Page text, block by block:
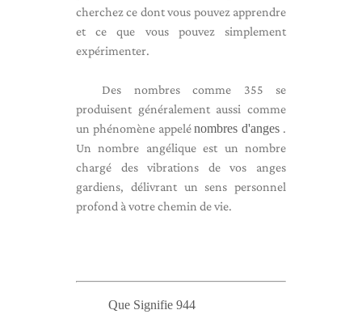
cherchez ce dont vous pouvez apprendre
et ce que vous pouvez simplement
expérimenter.
Des nombres comme 355 se
produisent généralement aussi comme
un phénomène appelénombres d'anges .
Un nombre angélique est un nombre
chargé des vibrations de vos anges
gardiens, délivrant un sens personnel
profond à votre chemin de vie.
Que Signifie 944